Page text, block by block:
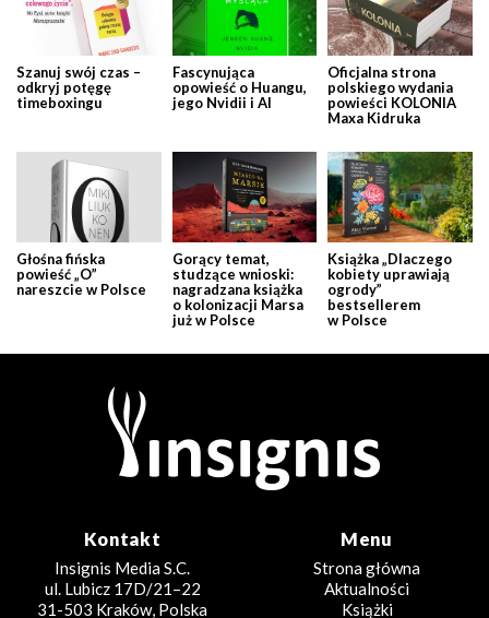
Szanuj swój czas –
odkryj potęgę
timeboxingu
Fascynująca
opowieść o Huangu,
jego Nvidii i AI
Oficjalna strona
polskiego wydania
powieści KOLONIA
Maxa Kidruka
Głośna fińska
powieść „O”
nareszcie w Polsce
Gorący temat,
studzące wnioski:
nagradzana książka
o kolonizacji Marsa
już w Polsce
Książka „Dlaczego
kobiety uprawiają
ogrody”
bestsellerem
w Polsce
Kontakt
Insignis Media S.C.
ul. Lubicz 17D/21–22
31-503 Kraków, Polska
Menu
Strona główna
Aktualności
Książki